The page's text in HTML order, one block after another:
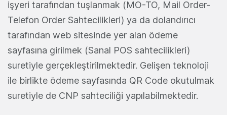
işyeri tarafından tuşlanmak (MO-TO, Mail Order-
Telefon Order Sahtecilikleri) ya da dolandırıcı
tarafından web sitesinde yer alan ödeme
sayfasına girilmek (Sanal POS sahtecilikleri)
suretiyle gerçekleştirilmektedir. Gelişen teknoloji
ile birlikte ödeme sayfasında QR Code okutulmak
suretiyle de CNP sahteciliği yapılabilmektedir.